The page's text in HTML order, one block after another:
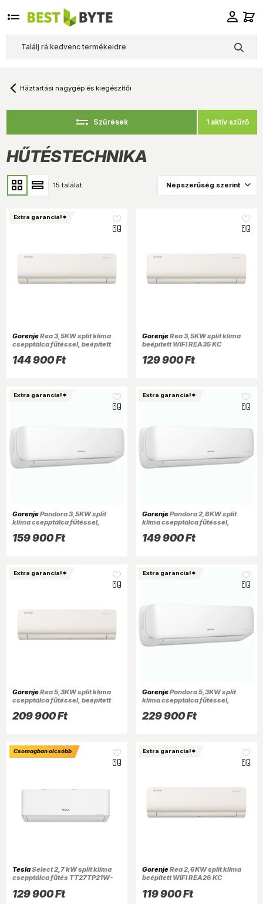
Háztartási nagygép és kiegészítői
HŰTÉSTECHNIKA
15 találat
Extra garancia!*
GorenjeRea 3,5KW split klíma
csepptálca fűtéssel, beépített
144 900 Ft
GorenjeRea 3,5KW split klíma
beépített WIFI REA35 KC
129 900 Ft
Extra garancia!*
GorenjePandora 3,5KW split
klíma csepptálca fűtéssel,
159 900 Ft
Extra garancia!*
GorenjePandora 2,6KW split
klíma csepptálca fűtéssel,
149 900 Ft
Extra garancia!*
GorenjeRea 5,3KW split klíma
csepptálca fűtéssel, beépített
209 900 Ft
Extra garancia!*
GorenjePandora 5,3KW split
klíma csepptálca fűtéssel,
229 900 Ft
Csomagban olcsóbb
TeslaSelect 2,7 kW split klíma
csepptálca fűtés TT27TP21W-
129 900 Ft
Extra garancia!*
GorenjeRea 2,6KW split klíma
beépített WIFI REA26 KC
119 900 Ft
Szűrések 1 aktív szűrő